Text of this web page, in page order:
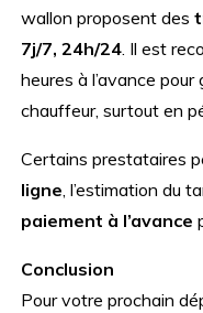
wallon proposent des
7j/7, 24h/24. Il est
heures à l’avance
chauffeur, surtout en
Certains prestataires
ligne, l’estimation du
paiement à l’avance
Conclusion
Pour votre prochain